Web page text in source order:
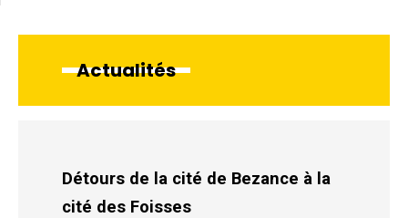
Actualités
Détours de la cité de Bezance à la
cité des Foisses